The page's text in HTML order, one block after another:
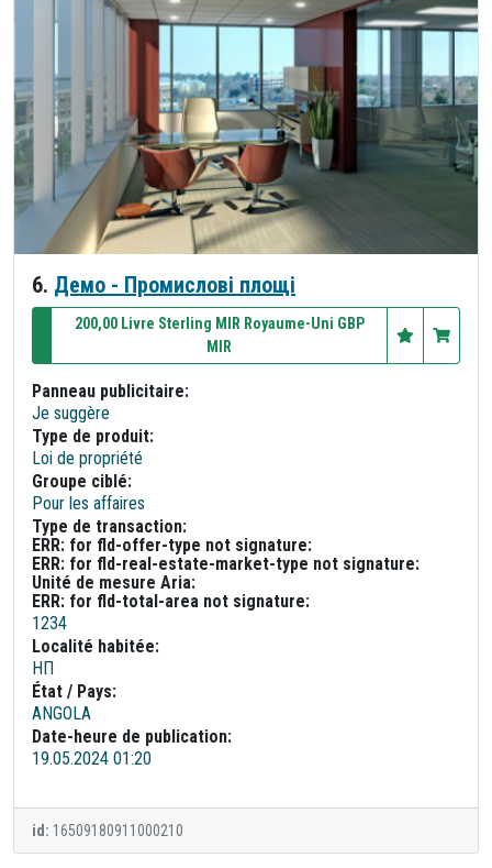
6. Демо - Промислові площі
200,00 Livre Sterling MIR Royaume-Uni GBP
MIR
Panneau publicitaire:
Je suggère
Type de produit:
Loi de propriété
Groupe ciblé:
Pour les affaires
Type de transaction:
ERR: for fld-offer-type not signature:
ERR: for fld-real-estate-market-type not signature:
Unité de mesure Aria:
ERR: for fld-total-area not signature:
1234
Localité habitée:
НП
État / Pays:
ANGOLA
Date-heure de publication:
19.05.2024 01:20
id: 16509180911000210